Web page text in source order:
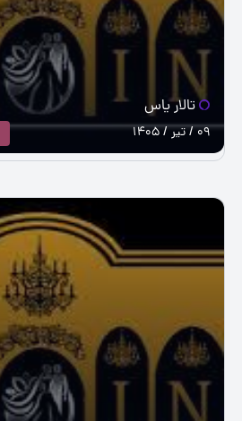
تالار یاس
09 / تیر / 1405